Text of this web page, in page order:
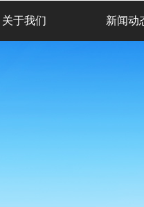
关于我们 新闻动